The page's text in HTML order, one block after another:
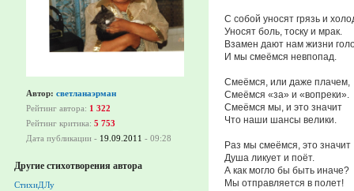
Автор: светланаэрман
Рейтинг автора: 1 322
Рейтинг критика: 5 753
Дата публикации - 19.09.2011 - 09:28
Другие стихотворения автора
СтихиДЛу
С собой уносят грязь и
Уносят боль, тоску и мрак.
Взамен дают нам жизни
И мы смеёмся невпопад.
Смеёмся, или даже плачем,
Смеёмся «за» и «вопреки».
Смеёмся мы, и это значит
Что наши шансы велики.
Раз мы смеёмся, это значит
Душа ликует и поёт.
А как могло бы быть иначе?
Мы отправляется в полет!